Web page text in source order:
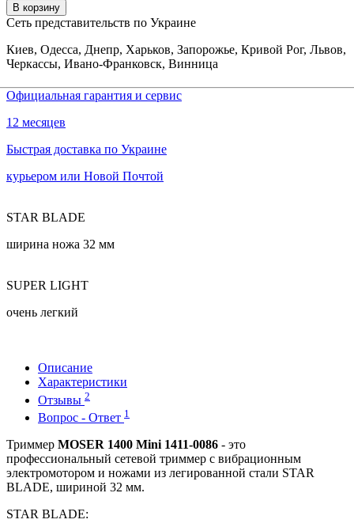
В корзину
Сеть представительств по Украине
Киев, Одесса, Днепр, Харьков, Запорожье, Кривой Рог, Львов,
Черкассы, Ивано-Франковск, Винница
Официальная гарантия и сервис
12 месяцев
Быстрая доставка по Украине
курьером или Новой Почтой
STAR BLADE
ширина ножа 32 мм
SUPER LIGHT
очень легкий
Описание
Характеристики
Отзывы 2
Вопрос - Ответ 1
Триммер MOSER 1400 Mini 1411-0086 - это
профессиональный сетевой триммер с вибрационным
электромотором и ножами из легированной стали STAR
BLADE, шириной 32 мм.
STAR BLADE: